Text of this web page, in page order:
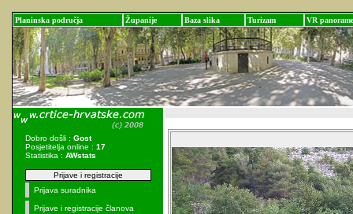
Planinska područja Županije Baza slika Turizam VR panorame
Dobro došli : Gost
Posjetitelja online : 17
Statistika : AWstats
Prijave i registracije
Prijava suradnika
Prijave i registracije članova